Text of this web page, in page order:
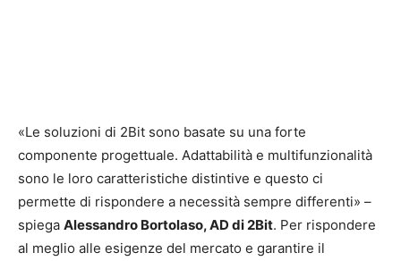
«Le soluzioni di 2Bit sono basate su una forte
componente progettuale. Adattabilità e multifunzionalità
sono le loro caratteristiche distintive e questo ci
permette di rispondere a necessità sempre differenti» –
spiega Alessandro Bortolaso, AD di 2Bit. Per rispondere
al meglio alle esigenze del mercato e garantire il